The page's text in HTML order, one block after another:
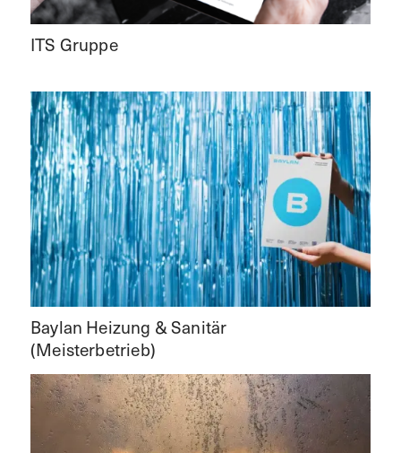
ITS Gruppe
Baylan Heizung & Sanitär
(Meisterbetrieb)